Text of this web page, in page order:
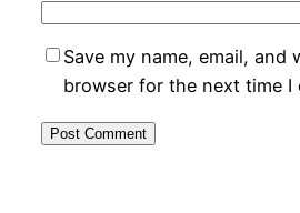
Save my name, email, and
browser for the next time I